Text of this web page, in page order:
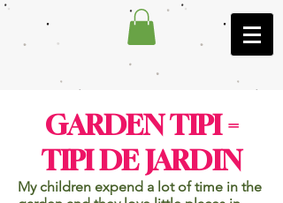
GARDEN TIPI =
TIPI DE JARDIN
My children expend a lot of time in the